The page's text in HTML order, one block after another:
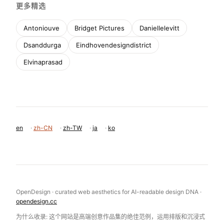
更多精选
Antoniouve Bridget Pictures Daniellelevitt
Dsanddurga Eindhovendesigndistrict
Elvinaprasad
en · zh-CN · zh-TW · ja · ko
OpenDesign · curated web aesthetics for AI-readable design DNA ·
opendesign.cc
为什么收录: 这个网站是高端创意作品集的绝佳范例，运用排版和沉浸式